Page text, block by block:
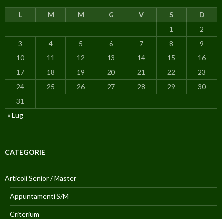
L M M G V S
D
1
2
3
4 5 6 7 8
9
10
11 12 13 14 15
16
17
18 19 20 21 22
23
24
25 26 27 28 29
30
31
« Lug
CATEGORIE
Articoli Senior / Master
Appuntamenti S/M
Criterium